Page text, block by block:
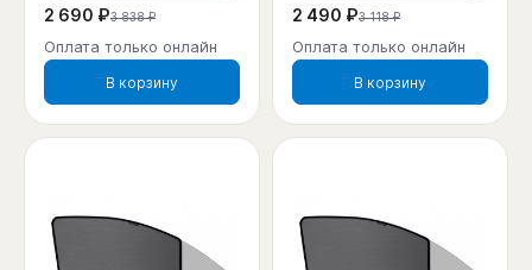
2 690 ₽3 838 ₽
Оплата только онлайн
В корзину
2 490 ₽3 118 ₽
Оплата только онлайн
В корзину